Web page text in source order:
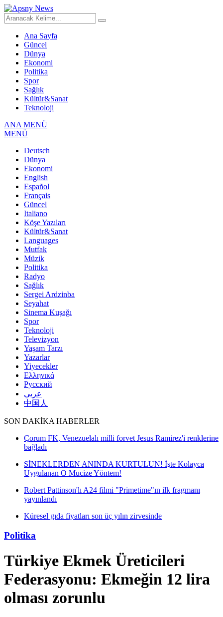
Ana Sayfa
Güncel
Dünya
Ekonomi
Politika
Spor
Sağlık
Kültür&Sanat
Teknoloji
ANA MENÜ
MENÜ
Deutsch
Dünya
Ekonomi
English
Español
Français
Güncel
Italiano
Köşe Yazıları
Kültür&Sanat
Languages
Mutfak
Müzik
Politika
Radyo
Sağlık
Sergei Ardzinba
Seyahat
Sinema Kuşağı
Spor
Teknoloji
Televizyon
Yaşam Tarzı
Yazarlar
Yiyecekler
Ελληνικά
Русский
عربي
中国人
SON DAKİKA HABERLER
Çorum FK, Venezuelalı milli forvet Jesus Ramirez'i renklerine
bağladı
SİNEKLERDEN ANINDA KURTULUN! İşte Kolayca
Uygulanan O Mucize Yöntem!
Robert Pattinson'lı A24 filmi "Primetime"ın ilk fragmanı
yayınlandı
Küresel gıda fiyatları son üç yılın zirvesinde
Politika
Türkiye Ekmek Üreticileri
Federasyonu: Ekmeğin 12 lira
olması zorunlu